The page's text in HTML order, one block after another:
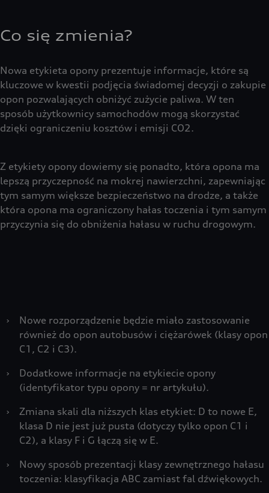
Co się zmienia?
Nowa etykieta opony prezentuje informacje, które są
kluczowe w kwestii podjęcia świadomej decyzji o zakupie
opon pozwalających obniżyć zużycie paliwa. W ten
sposób użytkownicy samochodów mogą skorzystać
dzięki ograniczeniu kosztów i emisji CO2.
Z etykiety opony dowiemy się ponadto, która opona ma
lepszą przyczepność na mokrej nawierzchni, zapewniając
tym samym większe bezpieczeństwo na drodze, a także
która opona ma ograniczony hałas toczenia i tym samym
przyczynia się do obniżenia hałasu w ruchu drogowym.
›
Nowe rozporządzenie będzie miało zastosowanie
również do opon autobusów i ciężarówek (klasy opon
C1, C2 i C3).
›
Dodatkowe informacje na etykiecie opony
(identyfikator typu opony = nr artykułu).
›
Zmiana skali dla niższych klas etykiet: D to nowe E,
klasa D nie jest już pusta (dotyczy tylko opon C1 i
C2), a klasy F i G łączą się w E.
›
Nowy sposób prezentacji klasy zewnętrznego hałasu
toczenia: klasyfikacja ABC zamiast fal dźwiękowych.